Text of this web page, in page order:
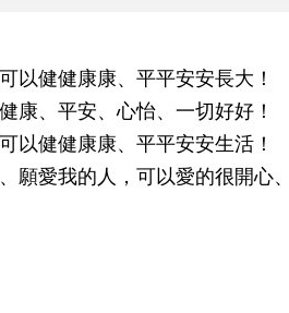
以健健康康、平平安安長大！
康、平安、心怡、一切好好！
以健健康康、平平安安生活！
願愛我的人，可以愛的很開心